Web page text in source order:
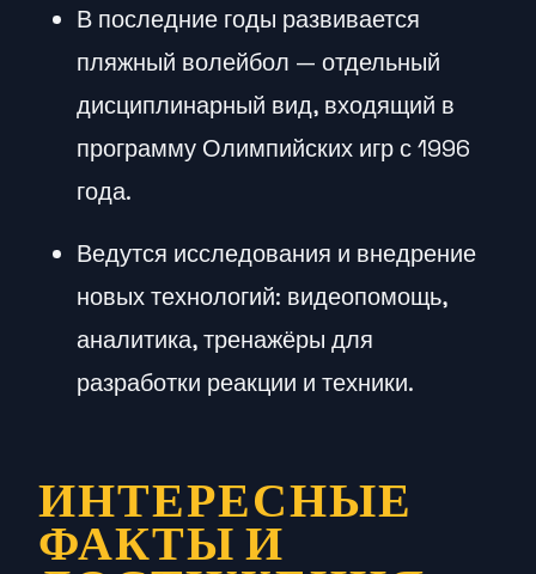
В последние годы развивается
пляжный волейбол — отдельный
дисциплинарный вид, входящий в
программу Олимпийских игр с 1996
года.
Ведутся исследования и внедрение
новых технологий: видеопомощь,
аналитика, тренажёры для
разработки реакции и техники.
ИНТЕРЕСНЫЕ
ФАКТЫ И